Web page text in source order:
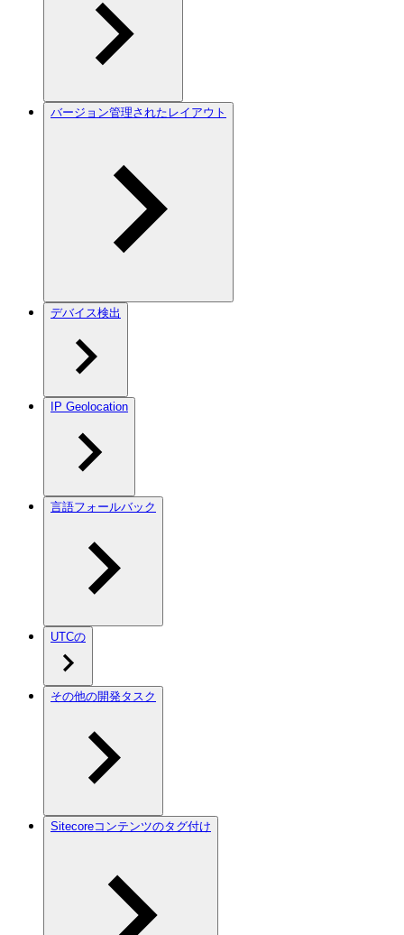
バージョン管理されたレイアウト
デバイス検出
IP Geolocation
言語フォールバック
UTCの
その他の開発タスク
Sitecoreコンテンツのタグ付け